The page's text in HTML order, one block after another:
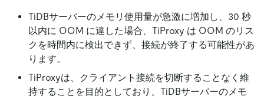
TiDBサーバーのメモリ使用量が急激に増加し、30 秒
以内に OOM に達した場合、TiProxy は OOM のリス
クを時間内に検出できず、接続が終了する可能性があ
ります。
TiProxyは、クライアント接続を切断することなく維
持することを目的としており、TiDBサーバーのメモ